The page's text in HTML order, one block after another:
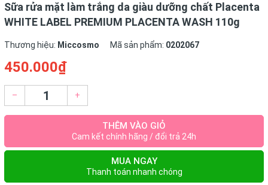
Sữa rửa mặt làm trắng da giàu dưỡng chất Placenta
WHITE LABEL PREMIUM PLACENTA WASH 110g
Thương hiệu: Miccosmo Mã sản phẩm: 0202067
450.000₫
– +
THÊM VÀO GIỎ
Cam kết chính hãng / đổi trả 24h
MUA NGAY
Thanh toán nhanh chóng